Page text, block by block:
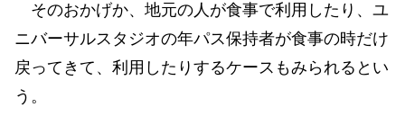
そのおかげか、地元の人が食事で利用したり、ユ
ニバーサルスタジオの年パス保持者が食事の時だけ
戻ってきて、利用したりするケースもみられるとい
う。